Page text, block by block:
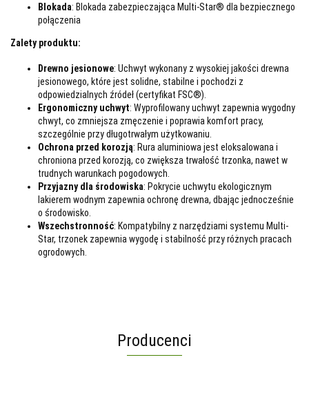
Blokada: Blokada zabezpieczająca Multi-Star® dla bezpiecznego
połączenia
Zalety produktu:
Drewno jesionowe: Uchwyt wykonany z wysokiej jakości drewna
jesionowego, które jest solidne, stabilne i pochodzi z
odpowiedzialnych źródeł (certyfikat FSC®).
Ergonomiczny uchwyt: Wyprofilowany uchwyt zapewnia wygodny
chwyt, co zmniejsza zmęczenie i poprawia komfort pracy,
szczególnie przy długotrwałym użytkowaniu.
Ochrona przed korozją: Rura aluminiowa jest eloksalowana i
chroniona przed korozją, co zwiększa trwałość trzonka, nawet w
trudnych warunkach pogodowych.
Przyjazny dla środowiska: Pokrycie uchwytu ekologicznym
lakierem wodnym zapewnia ochronę drewna, dbając jednocześnie
o środowisko.
Wszechstronność: Kompatybilny z narzędziami systemu Multi-
Star, trzonek zapewnia wygodę i stabilność przy różnych pracach
ogrodowych.
Producenci